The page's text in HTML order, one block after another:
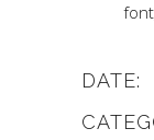
DATE: